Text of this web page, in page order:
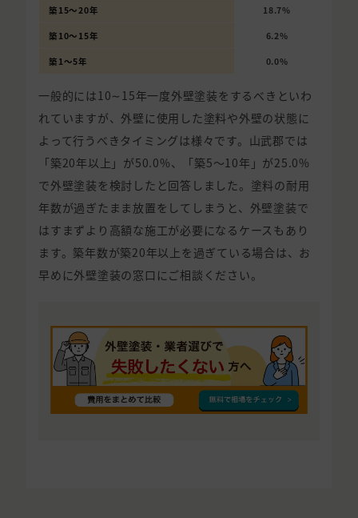
築15〜20年 18.7%
築10〜15年 6.2%
築1〜5年 0.0%
一般的には10∼15年一度外壁塗装をするべきといわ
れていますが、外壁に使用した塗料や外壁の状態に
よって行うべきタイミングは様々です。山武郡では
「築20年以上」が50.0%、「築5〜10年」が25.0%
で外壁塗装を検討したと回答しました。塗料の耐用
年数が過ぎたまま放置をしてしまうと、外壁塗装で
はすまずより高額な施工が必要になるケースもあり
ます。築年数が築20年以上を過ぎている場合は、お
早めに外壁塗装の窓口にご相談ください。